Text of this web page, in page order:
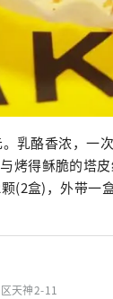
乳酪香浓，一
烤得稣脆的塔
(2盒)，外带一
天神2-11